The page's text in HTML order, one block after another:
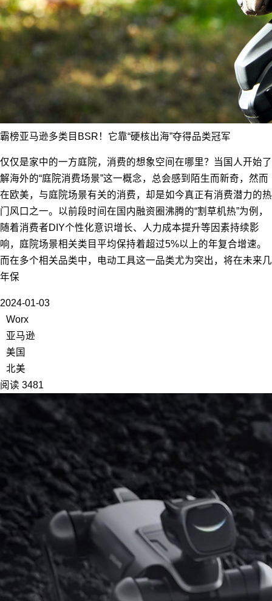
霸榜亚马逊多类目BSR！它靠“硬核出海”夺得品类冠军
仅仅是家中的一方庭院，消费的想象空间在哪里？当国人开始了
解海外的“庭院消费场景”这一概念，总会感到陌生而新奇，然而
在欧美，与庭院场景有关的消费，却是如今真正有消费潜力的热
门风口之一。以前段时间在国内融资圈沸腾的“割草机热”为例，
随着消费者DIY个性化意识增长、人力成本提升等因素持续影
响，庭院场景相关类目平均保持着超过5%以上的年复合增速。
而在多个相关品类中，电动工具这一品类尤为突出，将在未来几
年保
2024-01-03
Worx
亚马逊
美国
北美
阅读 3481